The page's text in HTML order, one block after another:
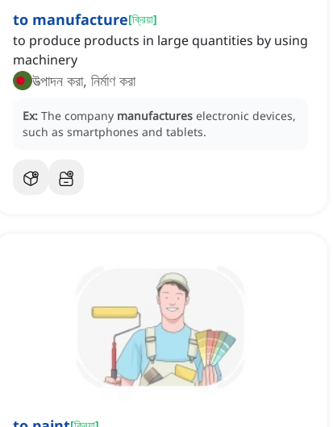
to manufacture[ক্রিয়া]
to produce products in large quantities by using
machinery
উত্পাদন করা, নির্মাণ করা
Ex: The company manufactures electronic devices,
such as smartphones and tablets.